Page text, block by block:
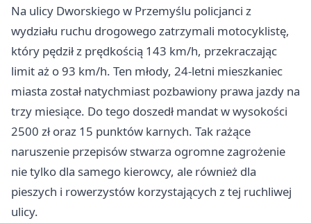
Na ulicy Dworskiego w Przemyślu policjanci z
wydziału ruchu drogowego zatrzymali motocyklistę,
który pędził z prędkością 143 km/h, przekraczając
limit aż o 93 km/h. Ten młody, 24-letni mieszkaniec
miasta został natychmiast pozbawiony prawa jazdy na
trzy miesiące. Do tego doszedł mandat w wysokości
2500 zł oraz 15 punktów karnych. Tak rażące
naruszenie przepisów stwarza ogromne zagrożenie
nie tylko dla samego kierowcy, ale również dla
pieszych i rowerzystów korzystających z tej ruchliwej
ulicy.